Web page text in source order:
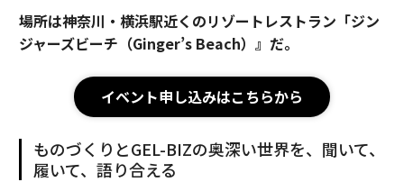
場所は神奈川・横浜駅近くのリゾートレストラン「ジン
ジャーズビーチ（Ginger’s Beach）』だ。
イベント申し込みはこちらから
ものづくりとGEL-BIZの奥深い世界を、聞いて、
履いて、語り合える